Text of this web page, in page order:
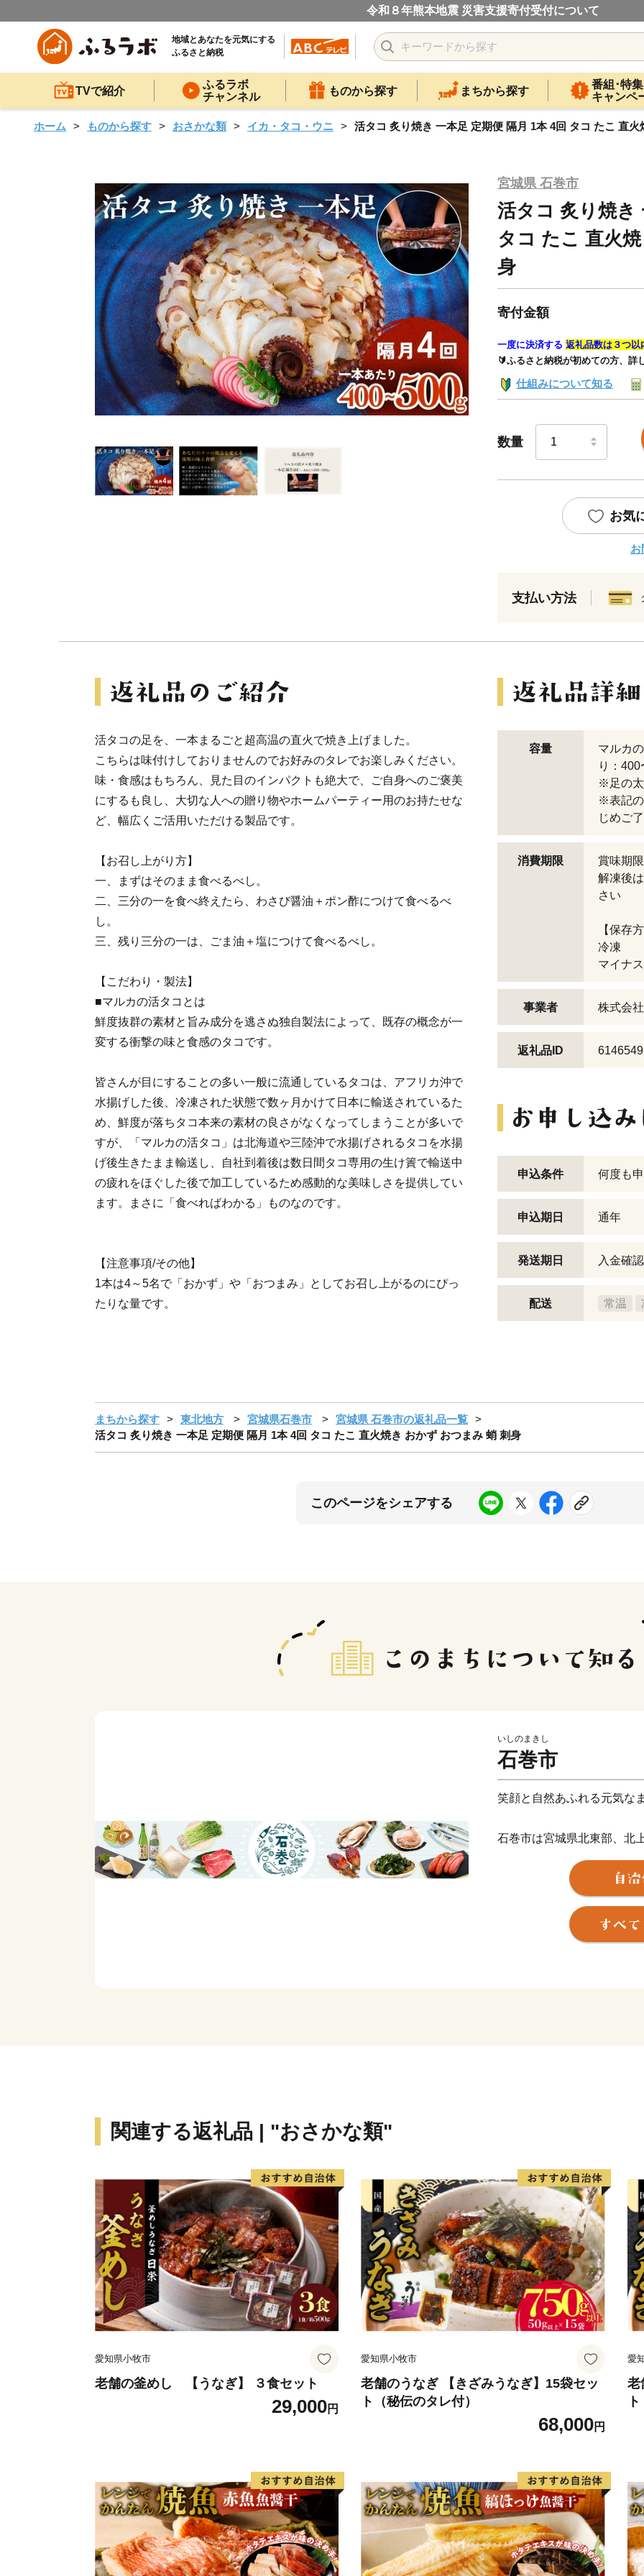
令和８年熊本地震 災害支援寄付受付について
地域とあなたを元気にする
ふるさと納税
TVで紹介
ふるラボ
チャンネル
ものから探す まちから探す
番組･特集
キャンペ
ホーム ものから探す おさかな類 イカ・タコ・ウニ 活タコ 炙り焼き 一本足 定期便 隔月 1本 4回 タコ たこ 直
宮城県 石巻市
活タコ 炙り焼き
タコ たこ 直火
身
寄付金額
一度に決済する 返礼品数は３つ以
🔰ふるさと納税が初めての方、詳
仕組みについて知る
数量
お気
お
支払い方法
活タコの足を、一本まるごと超高温の直火で焼き上げました。
こちらは味付けしておりませんのでお好みのタレでお楽しみください。
味・食感はもちろん、見た目のインパクトも絶大で、ご自身へのご褒美
にするも良し、大切な人への贈り物やホームパーティー用のお持たせな
ど、幅広くご活用いただける製品です。
【お召し上がり方】
一、まずはそのまま食べるべし。
二、三分の一を食べ終えたら、わさび醤油＋ポン酢につけて食べるべ
し。
三、残り三分の一は、ごま油＋塩につけて食べるべし。
【こだわり・製法】
■マルカの活タコとは
鮮度抜群の素材と旨み成分を逃さぬ独自製法によって、既存の概念が一
変する衝撃の味と食感のタコです。
皆さんが目にすることの多い一般に流通しているタコは、アフリカ沖で
水揚げした後、冷凍された状態で数ヶ月かけて日本に輸送されているた
め、鮮度が落ちタコ本来の素材の良さがなくなってしまうことが多いで
すが、「マルカの活タコ」は北海道や三陸沖で水揚げされるタコを水揚
げ後生きたまま輸送し、自社到着後は数日間タコ専用の生け簀で輸送中
の疲れをほぐした後で加工しているため感動的な美味しさを提供してい
ます。まさに「食べればわかる」ものなのです。
【注意事項/その他】
1本は4～5名で「おかず」や「おつまみ」としてお召し上がるのにぴっ
たりな量です。
容量
マルカ
り：400
※足の太
※表記の
じめご
消費期限
賞味期
解凍後
さい
【保存
冷凍
マイナ
事業者 株式会
返礼品ID 6146549
申込条件 何度も
申込期日 通年
発送期日 入金確
配送 常温
まちから探す 東北地方 宮城県石巻市
宮城県 石巻市の返礼品一覧
活タコ 炙り焼き 一本足 定期便 隔月 1本 4回 タコ たこ 直火焼き おかず おつまみ 蛸 刺身
このページをシェアする
いしのまきし
石巻市
笑顔と自然あふれる元気な
石巻市は宮城県北東部、北
つ、三陸・金華山沖を有す
海岸沿いは多様な魚が集ま
ンクトンの発生地でもある
しく育ちます。
山・川・海・島といった多
関連する返礼品 | "おさかな類"
愛知県小牧市
老舗の釜めし 【うなぎ】 ３食セット
29,000円
愛知県小牧市
老舗のうなぎ 【きざみうなぎ】15袋セッ
ト（秘伝のタレ付）
68,000円
愛
老